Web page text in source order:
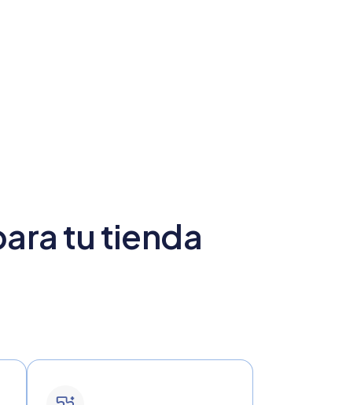
tu tienda